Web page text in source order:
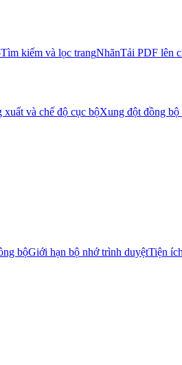
Tìm kiếm và lọc trangNhãnTải PDF lên
xuất và chế độ cục bộXung đột đồng
bộGiới hạn bộ nhớ trình duyệtTiện